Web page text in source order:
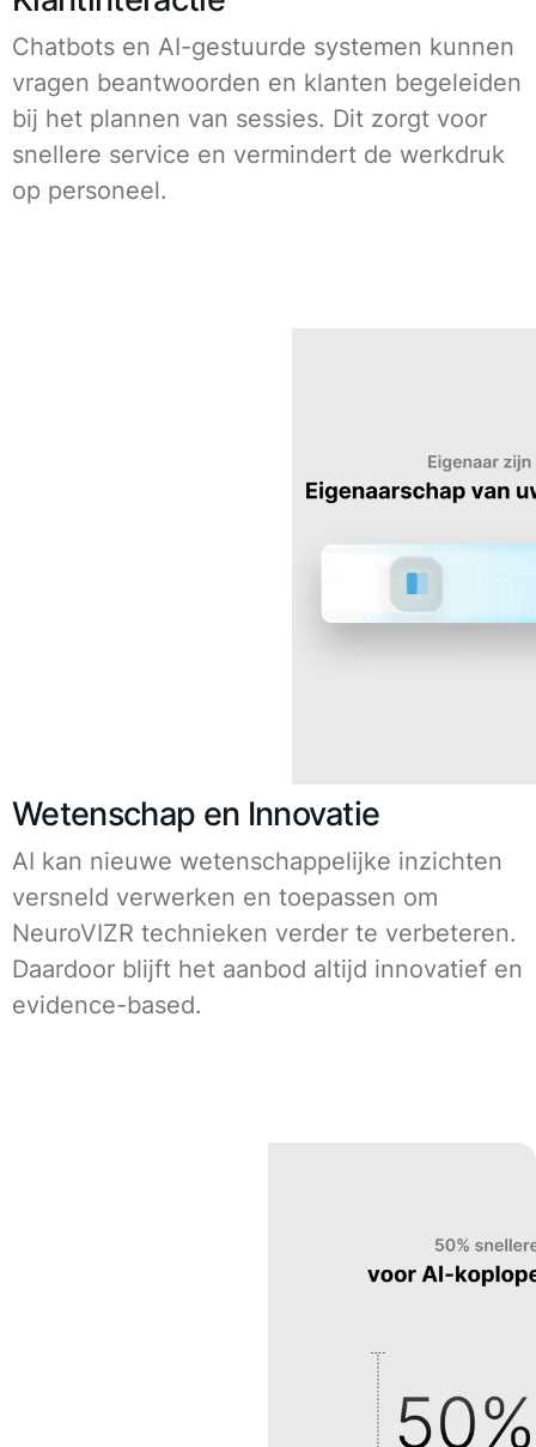
Chatbots en AI-gestuurde systemen kunnen
vragen beantwoorden en klanten begeleiden
bij het plannen van sessies. Dit zorgt voor
snellere service en vermindert de werkdruk
op personeel.
Wetenschap en Innovatie
AI kan nieuwe wetenschappelijke inzichten
versneld verwerken en toepassen om
NeuroVIZR technieken verder te verbeteren.
Daardoor blijft het aanbod altijd innovatief en
evidence-based.